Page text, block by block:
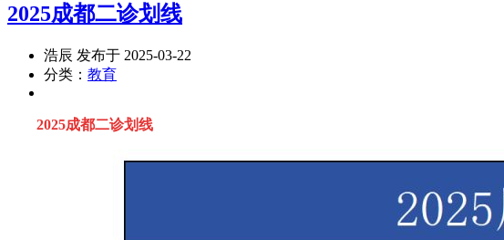
2025成都二诊划线
浩辰 发布于 2025-03-22
分类： 教育
2025成都二诊划线